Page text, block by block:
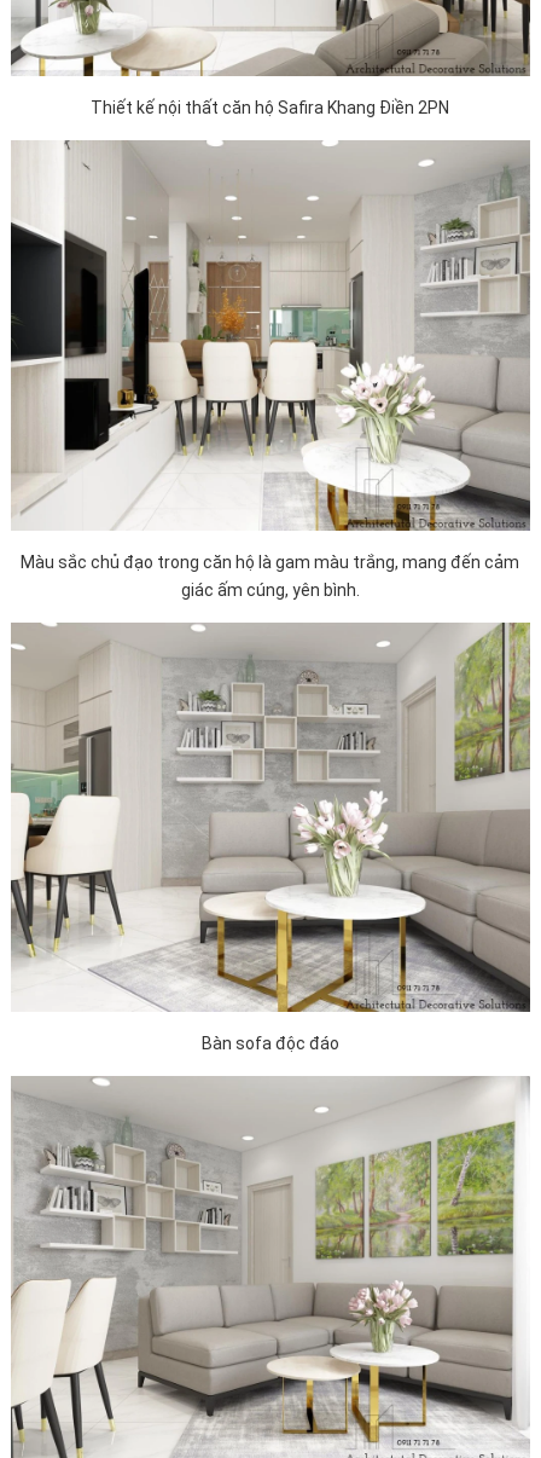
Thiết kế nội thất căn hộ Safira Khang Điền 2PN
Màu sắc chủ đạo trong căn hộ là gam màu trắng, mang đến cảm
giác ấm cúng, yên bình.
Bàn sofa độc đáo